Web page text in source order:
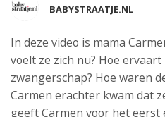
BABYSTRAATJE.NL
In deze video is mama
voelt ze zich nu? Hoe
zwangerschap? Hoe waren
Carmen erachter kwam dat
geeft Carmen voor het